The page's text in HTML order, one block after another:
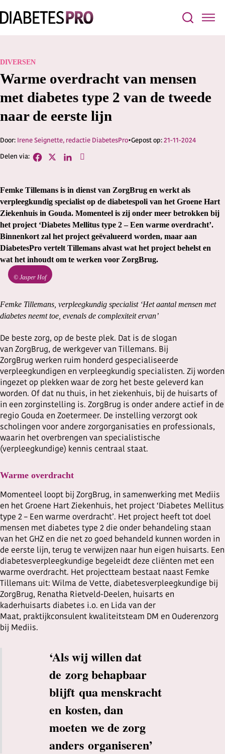
Warme overdracht van mensen
met diabetes type 2 van de tweede
naar de eerste lijn
Irene Seignette, redactie DiabetesPro 21-11-2024
DIVERSEN
Femke Tillemans is in dienst van ZorgBrug en werkt als
verpleegkundig specialist op de diabetespoli van het Groene Hart
Ziekenhuis in Gouda. Momenteel is zij onder meer betrokken bij
het project ‘Diabetes Mellitus type 2 – Een warme overdracht’.
Binnenkort zal het project geëvalueerd worden, maar aan
DiabetesPro vertelt Tillemans alvast wat het project behelst en
wat het inhoudt om te werken voor ZorgBrug.
©Jasper Hof
Femke Tillemans, verpleegkundig specialist ‘Het aantal mensen met
diabetes neemt toe, evenals de complexiteit ervan’
De beste zorg, op de beste plek. Dat is de slogan
van ZorgBrug, de werkgever van Tillemans. Bij
ZorgBrug werken ruim honderd gespecialiseerde
verpleegkundigen en verpleegkundig specialisten. Zij worden
ingezet op plekken waar de zorg het beste geleverd kan
worden. Of dat nu thuis, in het ziekenhuis, bij de huisarts of
in een zorginstelling is. ZorgBrug is onder andere actief in de
regio Gouda en Zoetermeer. De instelling verzorgt ook
scholingen voor andere zorgorganisaties en professionals,
waarin het overbrengen van specialistische
(verpleegkundige) kennis centraal staat.
Warme overdracht
Momenteel loopt bij ZorgBrug, in samenwerking met Mediis
en het Groene Hart Ziekenhuis, het project ‘Diabetes Mellitus
type 2 – Een warme overdracht’. Het project heeft tot doel
mensen met diabetes type 2 die onder behandeling staan
van het GHZ en die net zo goed behandeld kunnen worden in
de eerste lijn, terug te verwijzen naar hun eigen huisarts. Een
diabetesverpleegkundige begeleidt deze cliënten met een
warme overdracht. Het projectteam bestaat naast Femke
Tillemans uit: Wilma de Vette, diabetesverpleegkundige bij
ZorgBrug, Renatha Rietveld-Deelen, huisarts en
kaderhuisarts diabetes i.o. en Lida van der
Maat, praktijkconsulent kwaliteitsteam DM en Ouderenzorg
bij Mediis.
‘Als wij willen dat
de zorg behapbaar
blijft qua menskracht
en kosten, dan
moeten we de zorg
anders organiseren’